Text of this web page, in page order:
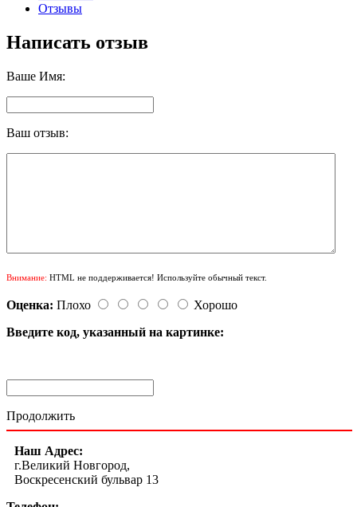
Отзывы
Написать отзыв
Ваше Имя:
Ваш отзыв:
Внимание: HTML не поддерживается! Используйте обычный текст.
Оценка: Плохо
Хорошо
Введите код, указанный на картинке:
Продолжить
Наш Адрес:
г.Великий Новгород,
Воскресенский бульвар 13